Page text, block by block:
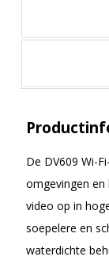
De DV609 Wi-
omgevingen en
video op in
soepelere en
waterdichte